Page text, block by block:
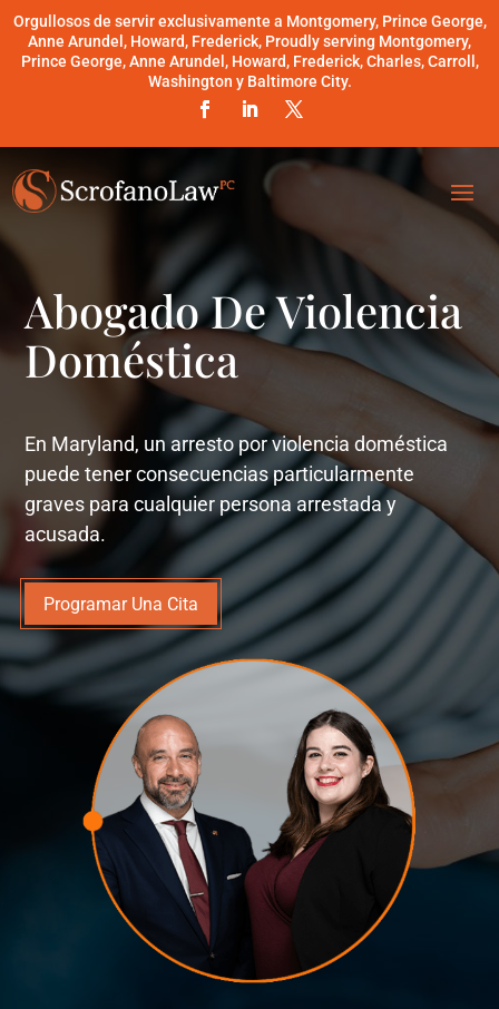
Orgullosos de servir exclusivamente a Montgomery, Prince George,
Anne Arundel, Howard, Frederick, Proudly serving Montgomery,
Prince George, Anne Arundel, Howard, Frederick, Charles, Carroll,
Washington y Baltimore City.
Abogado De Violencia
Doméstica
En Maryland, un arresto por violencia doméstica
puede tener consecuencias particularmente
graves para cualquier persona arrestada y
acusada.
Programar Una Cita